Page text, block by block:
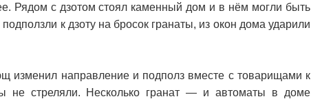
Рядом с дзотом стоял каменный дом и в нём могли быть
к дзоту на бросок гранаты, из окон дома ударили
изменил направление и подполз вместе с товарищами к
не стреляли. Несколько гранат — и автоматы в доме